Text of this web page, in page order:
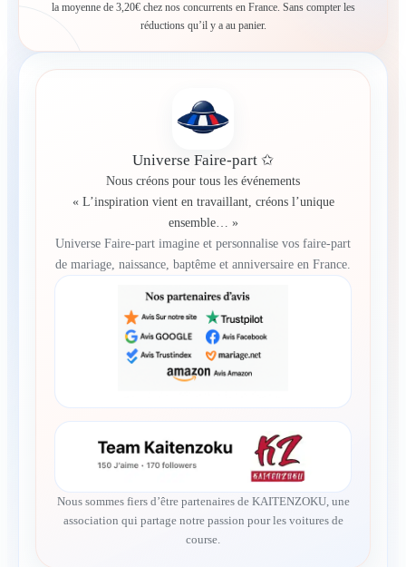
la moyenne de 3,20€ chez nos concurrents en France. Sans compter les
réductions qu’il y a au panier.
Universe Faire-part ✩
Nous créons pour tous les événements
« L’inspiration vient en travaillant, créons l’unique
ensemble… »
Universe Faire-part imagine et personnalise vos faire-part
de mariage, naissance, baptême et anniversaire en France.
Nous sommes fiers d’être partenaires de KAITENZOKU, une
association qui partage notre passion pour les voitures de
course.